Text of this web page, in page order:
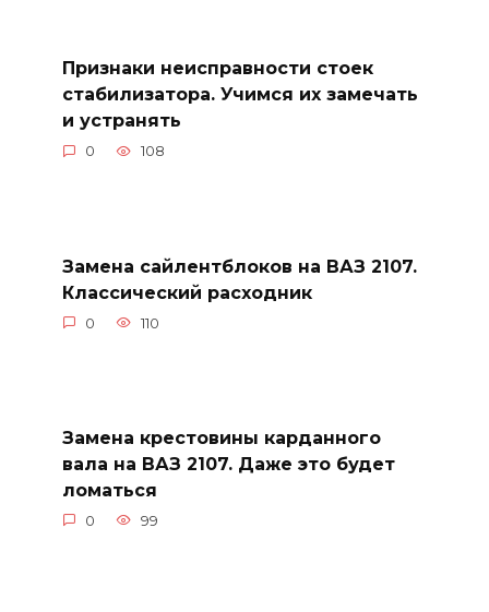
Признаки неисправности стоек
стабилизатора. Учимся их замечать
и устранять
0 108
Замена сайлентблоков на ВАЗ 2107.
Классический расходник
0 110
Замена крестовины карданного
вала на ВАЗ 2107. Даже это будет
ломаться
0 99